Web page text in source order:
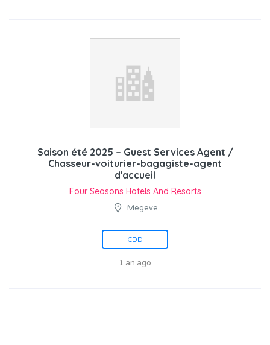
Saison été 2025 – Guest Services Agent /
Chasseur-voiturier-bagagiste-agent
d'accueil
Four Seasons Hotels And Resorts
Megeve
CDD
1 an ago